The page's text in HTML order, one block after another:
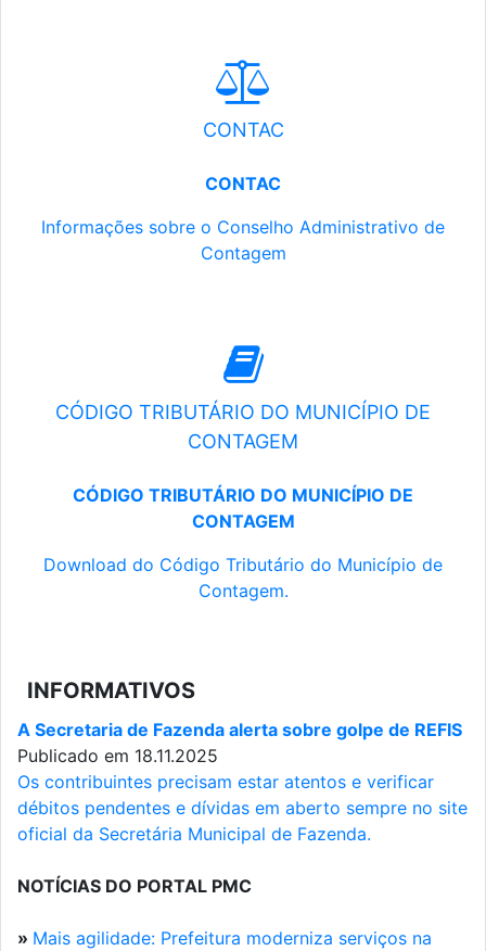
CONTAC
CONTAC
Informações sobre o Conselho Administrativo de
Contagem
CÓDIGO TRIBUTÁRIO DO MUNICÍPIO DE
CONTAGEM
CÓDIGO TRIBUTÁRIO DO MUNICÍPIO DE
CONTAGEM
Download do Código Tributário do Município de
Contagem.
INFORMATIVOS
A Secretaria de Fazenda alerta sobre golpe de REFIS
Publicado em 18.11.2025
Os contribuintes precisam estar atentos e verificar
débitos pendentes e dívidas em aberto sempre no site
oficial da Secretária Municipal de Fazenda.
NOTÍCIAS DO PORTAL PMC
» Mais agilidade: Prefeitura moderniza serviços na